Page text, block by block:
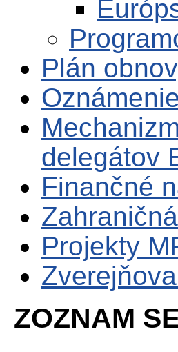
Plán
delegátov
Finančné
Projekty
ZOZNAM